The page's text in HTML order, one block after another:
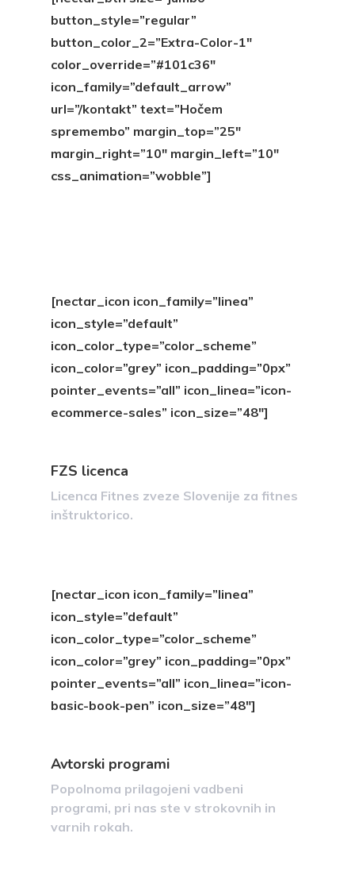
button_style=”regular”
button_color_2=”Extra-Color-1″
color_override=”#101c36″
icon_family=”default_arrow”
url=”/kontakt” text=”Hočem
spremembo” margin_top=”25″
margin_right=”10″ margin_left=”10″
css_animation=”wobble”]
[nectar_icon icon_family=”linea”
icon_style=”default”
icon_color_type=”color_scheme”
icon_color=”grey” icon_padding=”0px”
pointer_events=”all” icon_linea=”icon-
ecommerce-sales” icon_size=”48″]
FZS licenca
Licenca Fitnes zveze Slovenije za fitnes
inštruktorico.
[nectar_icon icon_family=”linea”
icon_style=”default”
icon_color_type=”color_scheme”
icon_color=”grey” icon_padding=”0px”
pointer_events=”all” icon_linea=”icon-
basic-book-pen” icon_size=”48″]
Avtorski programi
Popolnoma prilagojeni vadbeni
programi, pri nas ste v strokovnih in
varnih rokah.